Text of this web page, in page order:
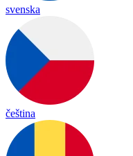
svenska
čeština